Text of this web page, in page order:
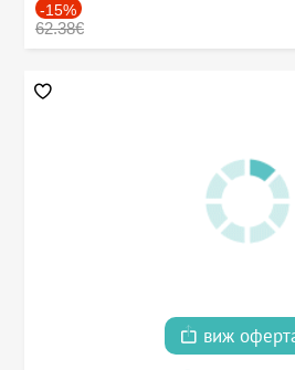
-15%
62.38€
виж